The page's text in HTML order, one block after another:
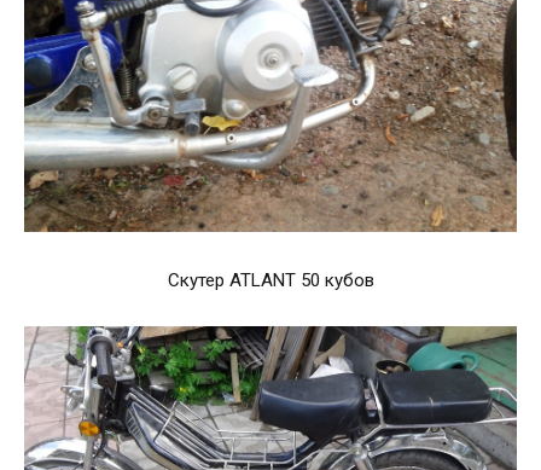
Скутер ATLANT 50 кубов